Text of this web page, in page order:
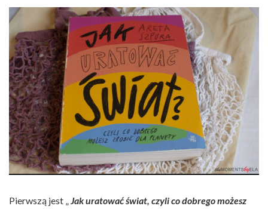
Pierwszą jest „
Jak uratować świat, czyli co dobrego możesz